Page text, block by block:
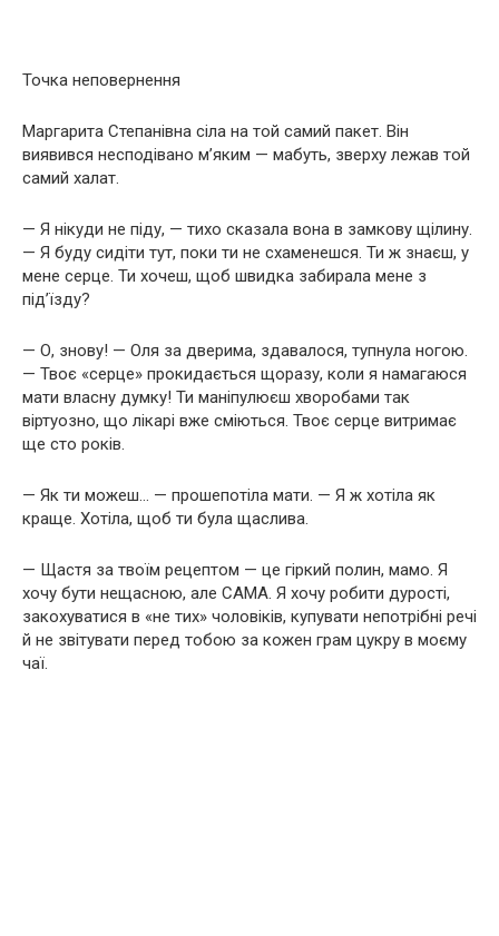
Точка неповернення
Маргарита Степанівна сіла на той самий пакет. Він
виявився несподівано м’яким — мабуть, зверху лежав той
самий халат.
— Я нікуди не піду, — тихо сказала вона в замкову щілину.
— Я буду сидіти тут, поки ти не схаменешся. Ти ж знаєш, у
мене серце. Ти хочеш, щоб швидка забирала мене з
під’їзду?
— О, знову! — Оля за дверима, здавалося, тупнула ногою.
— Твоє «серце» прокидається щоразу, коли я намагаюся
мати власну думку! Ти маніпулюєш хворобами так
віртуозно, що лікарі вже сміються. Твоє серце витримає
ще сто років.
— Як ти можеш… — прошепотіла мати. — Я ж хотіла як
краще. Хотіла, щоб ти була щаслива.
— Щастя за твоїм рецептом — це гіркий полин, мамо. Я
хочу бути нещасною, але САМА. Я хочу робити дурості,
закохуватися в «не тих» чоловіків, купувати непотрібні речі
й не звітувати перед тобою за кожен грам цукру в моєму
чаї.